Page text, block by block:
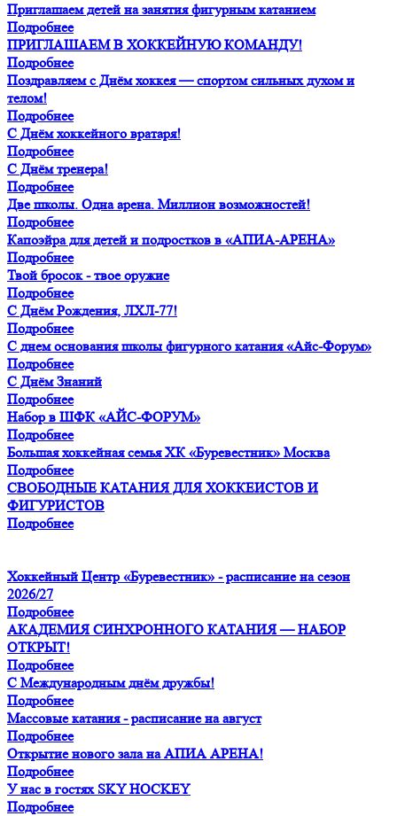
Приглашаем детей на занятия фигурным катанием
Подробнее
ПРИГЛАШАЕМ В ХОККЕЙНУЮ КОМАНДУ!
Подробнее
Поздравляем с Днём хоккея — спортом сильных духом и
телом!
Подробнее
С Днём хоккейного вратаря!
Подробнее
С Днём тренера!
Подробнее
Две школы. Одна арена. Миллион возможностей!
Подробнее
Капоэйра для детей и подростков в «АПИА-АРЕНА»
Подробнее
Твой бросок - твое оружие
Подробнее
С Днём Рождения, ЛХЛ-77!
Подробнее
С днем основания школы фигурного катания «Айс-Форум»
Подробнее
С Днём Знаний
Подробнее
Набор в ШФК «АЙС-ФОРУМ»
Подробнее
Большая хоккейная семья ХК «Буревестник» Москва
Подробнее
СВОБОДНЫЕ КАТАНИЯ ДЛЯ ХОККЕИСТОВ И
ФИГУРИСТОВ
Подробнее
Хоккейный Центр «Буревестник» - расписание на сезон
2026/27
Подробнее
АКАДЕМИЯ СИНХРОННОГО КАТАНИЯ — НАБОР
ОТКРЫТ!
Подробнее
С Международным днём дружбы!
Подробнее
Массовые катания - расписание на август
Подробнее
Открытие нового зала на АПИА АРЕНА!
Подробнее
У нас в гостях SKY HOCKEY
Подробнее